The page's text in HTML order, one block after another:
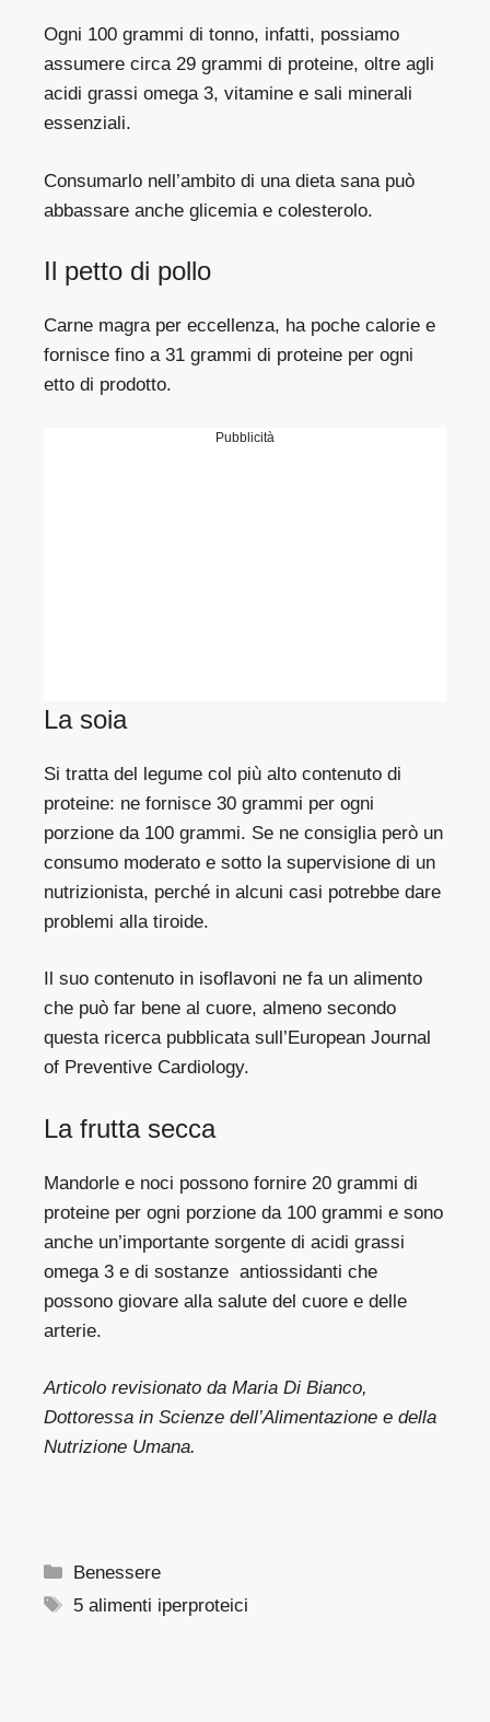
Ogni 100 grammi di tonno, infatti, possiamo
assumere circa 29 grammi di proteine, oltre agli
acidi grassi omega 3, vitamine e sali minerali
essenziali.
Consumarlo nell’ambito di una dieta sana può
abbassare anche glicemia e colesterolo.
Il petto di pollo
Carne magra per eccellenza, ha poche calorie e
fornisce fino a 31 grammi di proteine ​​per ogni
etto di prodotto.
Pubblicità
La soia
Si tratta del legume col più alto contenuto di
proteine: ne fornisce 30 grammi per ogni
porzione da 100 grammi. Se ne consiglia però un
consumo moderato e sotto la supervisione di un
nutrizionista, perché in alcuni casi potrebbe dare
problemi alla tiroide.
Il suo contenuto in isoflavoni ne fa un alimento
che può far bene al cuore, almeno secondo
questa ricerca pubblicata sull’European Journal
of Preventive Cardiology.
La frutta secca
Mandorle e noci possono fornire 20 grammi di
proteine ​​per ogni porzione da 100 grammi e sono
anche un’importante sorgente di acidi grassi
omega 3 e di sostanze antiossidanti che
possono giovare alla salute del cuore e delle
arterie.
Articolo revisionato da Maria Di Bianco,
Dottoressa in Scienze dell’Alimentazione e della
Nutrizione Umana.
Categorie
Benessere
Tag
5 alimenti iperproteici